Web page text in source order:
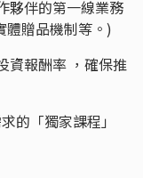
夥伴的第一線業務
體贈品機制等。)
資報酬率 ，確保推
的「獨家課程」